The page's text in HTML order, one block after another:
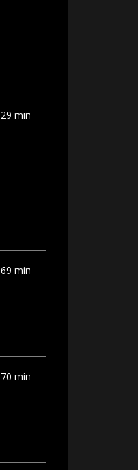
29 min
69 min
70 min